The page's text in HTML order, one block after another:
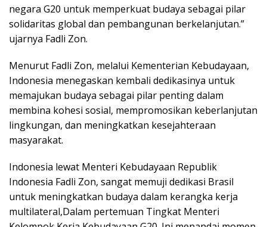
negara G20 untuk memperkuat budaya sebagai pilar
solidaritas global dan pembangunan berkelanjutan.”
ujarnya Fadli Zon.
Menurut Fadli Zon, melalui Kementerian Kebudayaan,
Indonesia menegaskan kembali dedikasinya untuk
memajukan budaya sebagai pilar penting dalam
membina kohesi sosial, mempromosikan keberlanjutan
lingkungan, dan meningkatkan kesejahteraan
masyarakat.
Indonesia lewat Menteri Kebudayaan Republik
Indonesia Fadli Zon, sangat memuji dedikasi Brasil
untuk meningkatkan budaya dalam kerangka kerja
multilateral,Dalam pertemuan Tingkat Menteri